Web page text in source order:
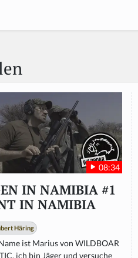
08:34
IN NAMIBIA #1
IN NAMIBIA
Häring
ist Marius von WILDBOAR
ich bin Jäger und versuche